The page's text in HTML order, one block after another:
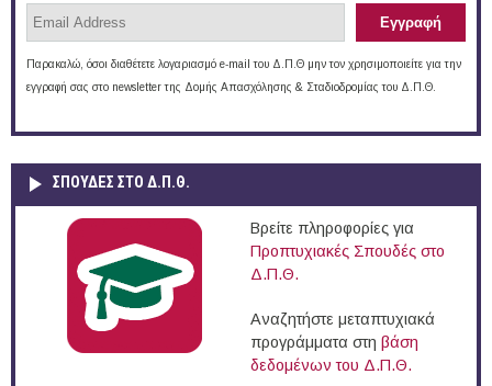
Παρακαλώ, όσοι διαθέτετε λογαριασμό e-mail του Δ.Π.Θ μην τον χρησιμοποιείτε για την
εγγραφή σας στο newsletter της Δομής Απασχόλησης & Σταδιοδρομίας του Δ.Π.Θ.
ΣΠΟΥΔΈΣ ΣΤΟ Δ.Π.Θ.
Βρείτε πληροφορίες για
Προπτυχιακές Σπουδές στο
Δ.Π.Θ.
Αναζητήστε μεταπτυχιακά
προγράμματα στη βάση
δεδομένων του Δ.Π.Θ.